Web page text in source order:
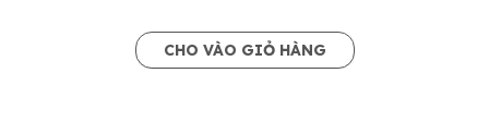
CHO VÀO GIỎ HÀNG